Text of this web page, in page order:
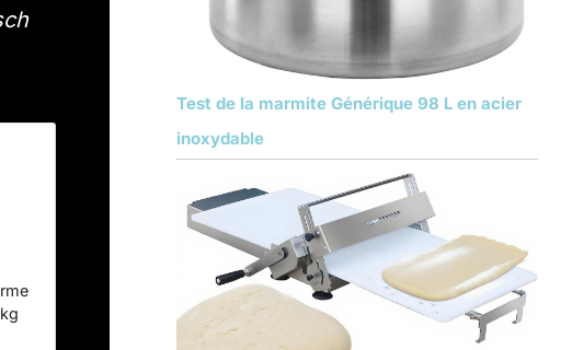
Test de la marmite Générique 98 L en acier
inoxydable